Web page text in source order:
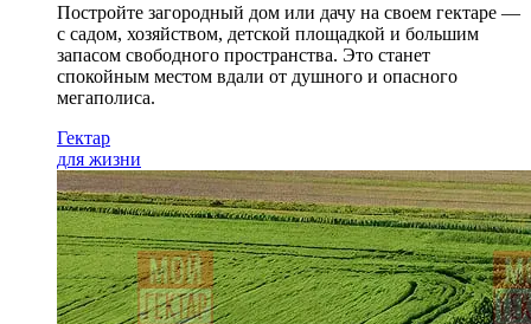
Постройте загородный дом или дачу на своем гектаре —
с садом, хозяйством, детской площадкой и большим
запасом свободного пространства. Это станет
спокойным местом вдали от душного и опасного
мегаполиса.
Гектар
для жизни